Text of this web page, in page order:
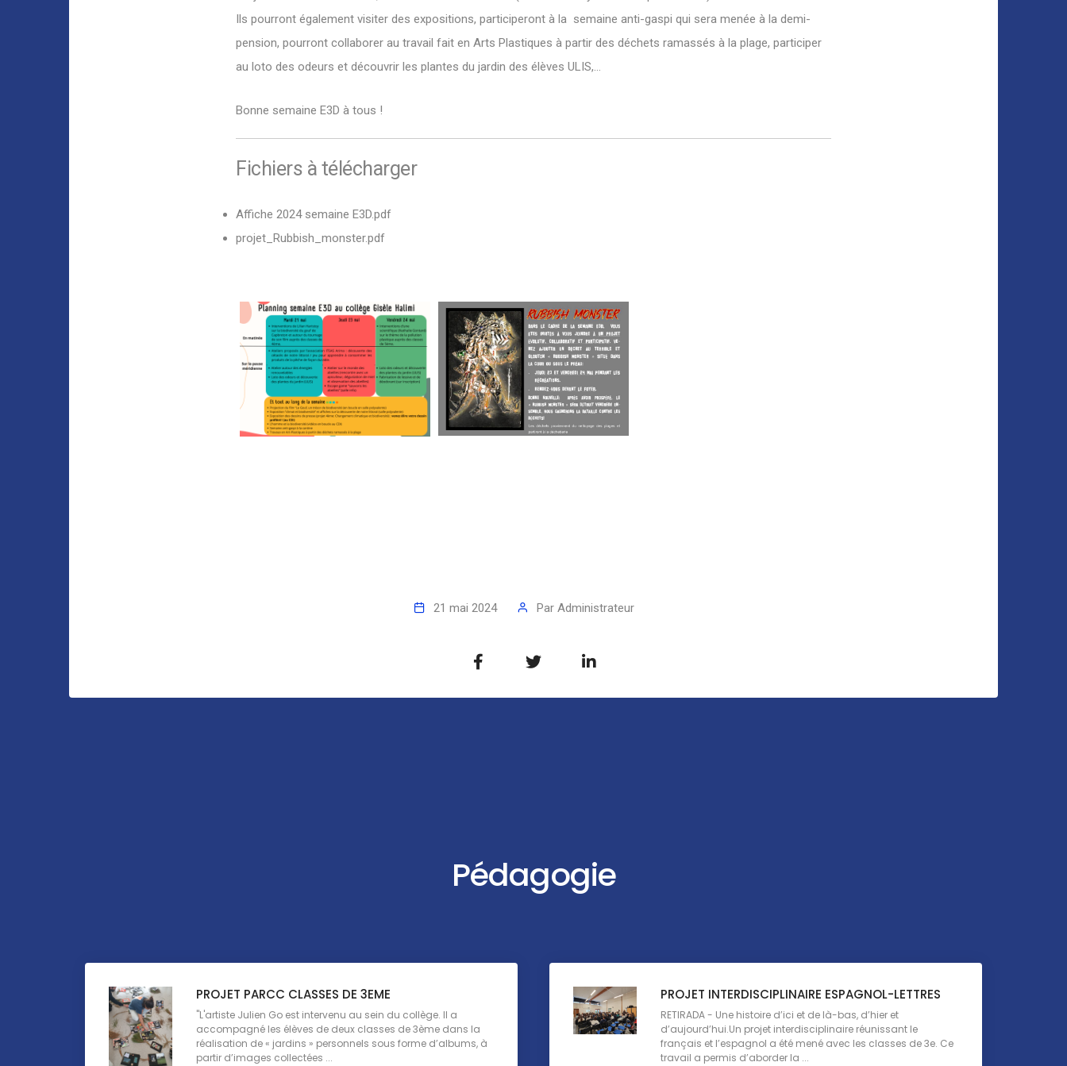
Ils pourront également visiter des expositions, participeront à la semaine anti-gaspi qui sera menée à la demi-
pension, pourront collaborer au travail fait en Arts Plastiques à partir des déchets ramassés à la plage, participer
au loto des odeurs et découvrir les plantes du jardin des élèves ULIS,...
Bonne semaine E3D à tous !
Fichiers à télécharger
Affiche 2024 semaine E3D.pdf
projet_Rubbish_monster.pdf
21 mai 2024 Par Administrateur
Pédagogie
PROJET PARCC CLASSES DE 3EME
"L'artiste Julien Go est intervenu au sein du collège. Il a
accompagné les élèves de deux classes de 3ème dans la
réalisation de « jardins » personnels sous forme d’albums, à
partir d’images collectées ...
PROJET INTERDISCIPLINAIRE ESPAGNOL-LETTRES
RETIRADA - Une histoire d’ici et de là-bas, d’hier et
d’aujourd’hui.Un projet interdisciplinaire réunissant le
français et l’espagnol a été mené avec les classes de 3e. Ce
travail a permis d’aborder la ...